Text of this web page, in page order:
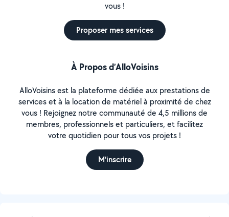
vous !
Proposer mes services
À Propos d’AlloVoisins
AlloVoisins est la plateforme dédiée aux prestations de
services et à la location de matériel à proximité de chez
vous ! Rejoignez notre communauté de 4,5 millions de
membres, professionnels et particuliers, et facilitez
votre quotidien pour tous vos projets !
M'inscrire